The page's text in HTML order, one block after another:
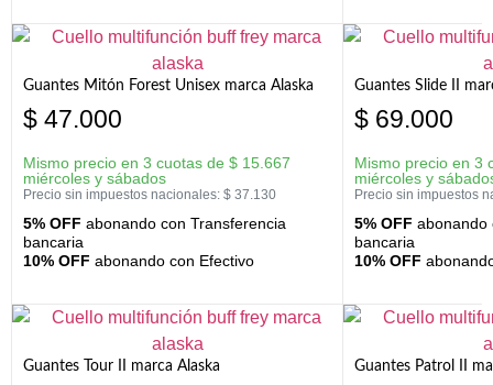
Guantes Mitón Forest Unisex marca Alaska
$ 47.000
Mismo precio en 3 cuotas de $ 15.667
miércoles y sábados
Precio sin impuestos nacionales: $ 37.130
5% OFF abonando con Transferencia
bancaria
10% OFF abonando con Efectivo
Guantes Slide II
$ 69.000
Mismo precio en 3
miércoles y
Precio sin impuestos
5% OFF abonando
bancaria
10% OFF
Guantes Tour II marca Alaska Guantes Patrol II